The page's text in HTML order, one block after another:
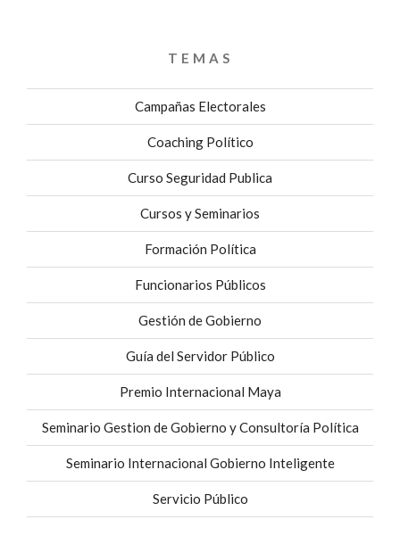
TEMAS
Campañas Electorales
Coaching Político
Curso Seguridad Publica
Cursos y Seminarios
Formación Política
Funcionarios Públicos
Gestión de Gobierno
Guía del Servidor Público
Premio Internacional Maya
Seminario Gestion de Gobierno y Consultoría Política
Seminario Internacional Gobierno Inteligente
Servicio Público